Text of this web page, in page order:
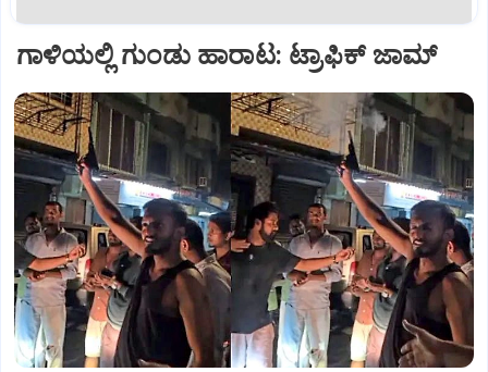
ಗಾಳಿಯಲ್ಲಿ ಗುಂಡು ಹಾರಾಟ: ಟ್ರಾಫಿಕ್‌ ಜಾಮ್